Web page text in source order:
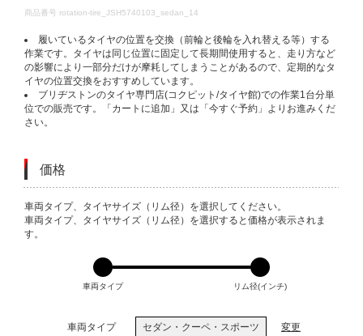
DETAILS
商品番号 rotation-tire_JSH5740103_sedan_14
履いているタイヤの位置を交換（前輪と後輪を入れ替える等）する
作業です。タイヤは同じ位置に固定して長期間使用すると、走り方など
の影響により一部分だけが摩耗してしまうことがあるので、定期的なタ
イヤの位置交換をおすすめしています。
ブリヂストンのタイヤ専門店(コクピット/タイヤ館)での作業1台分単
位での販売です。「カートに追加」又は「今すぐ予約」よりお進みくだ
さい。
価格
VARIATIONS
車両タイプ、タイヤサイズ（リム径）を選択してください。
車両タイプ、タイヤサイズ（リム径）を選択すると価格が表示されま
す。
車両タイプ リム径(インチ)
車両タイプ セダン・クーペ・スポーツ 変更